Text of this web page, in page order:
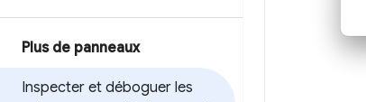
Plus de panneaux
Inspecter et déboguer les